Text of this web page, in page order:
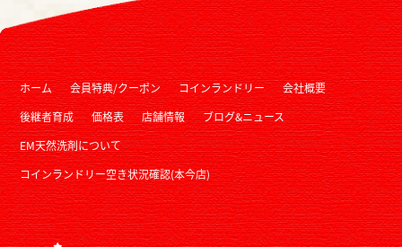
ホーム 会員特典/クーポン コインランドリー
会社概要
後継者育成
価格表 店舗情報
ブログ&ニュース
EM天然洗剤について
コインランドリー空き状況確認(本今店)